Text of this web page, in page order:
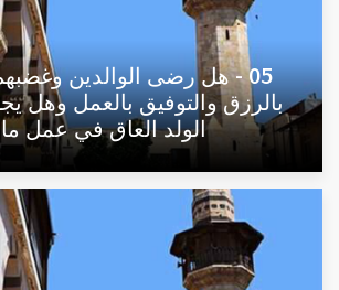
05 - هل رضى الوالدين
بالرزق والتوفيق بالعمل وهل
الولد العاق في عمل